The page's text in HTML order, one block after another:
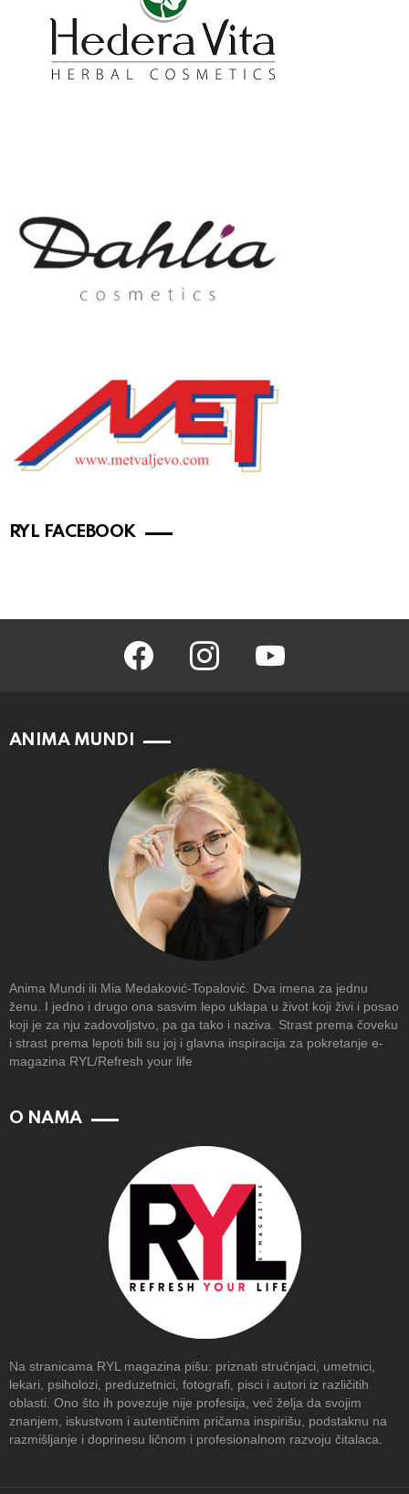
RYL FACEBOOK
facebook instagram youtube
ANIMA MUNDI
Anima Mundi ili Mia Medaković-Topalović. Dva imena za jednu
ženu. I jedno i drugo ona sasvim lepo uklapa u život koji živi i posao
koji je za nju zadovoljstvo, pa ga tako i naziva. Strast prema čoveku
i strast prema lepoti bili su joj i glavna inspiracija za pokretanje e-
magazina RYL/Refresh your life
O NAMA
Na stranicama RYL magazina pišu: priznati stručnjaci, umetnici,
lekari, psiholozi, preduzetnici, fotografi, pisci i autori iz različitih
oblasti. Ono što ih povezuje nije profesija, već želja da svojim
znanjem, iskustvom i autentičnim pričama inspirišu, podstaknu na
razmišljanje i doprinesu ličnom i profesionalnom razvoju čitalaca.